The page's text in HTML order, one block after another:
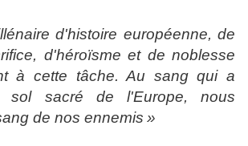
d'histoire européenne, de
d'héroïsme et de noblesse
à cette tâche. Au sang qui a
sacré de l'Europe, nous
de nos ennemis »